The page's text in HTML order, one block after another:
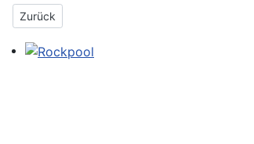
Vorheriger Beitrag: Neuheiten Frühling 2026:
Zurück